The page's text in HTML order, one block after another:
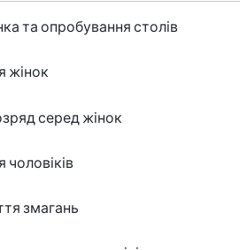
та опробування столів
жінок
серед жінок
чоловіків
змагань